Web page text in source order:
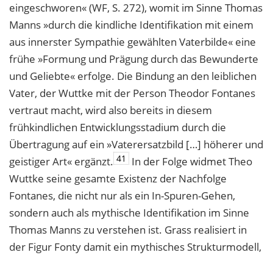
eingeschworen« (WF, S. 272), womit im Sinne Thomas
Manns »durch die kindliche Identifikation mit einem
aus innerster Sympathie gewählten Vaterbilde« eine
frühe »Formung und Prägung durch das Bewunderte
und Geliebte« erfolge. Die Bindung an den leiblichen
Vater, der Wuttke mit der Person Theodor Fontanes
vertraut macht, wird also bereits in diesem
frühkindlichen Entwicklungsstadium durch die
Übertragung auf ein »Vaterersatzbild […] höherer und
geistiger Art« ergänzt. 41
In der Folge widmet Theo
Wuttke seine gesamte Existenz der Nachfolge
Fontanes, die nicht nur als ein In-Spuren-Gehen,
sondern auch als mythische Identifikation im Sinne
Thomas Manns zu verstehen ist. Grass realisiert in
der Figur Fonty damit ein mythisches Strukturmodell,